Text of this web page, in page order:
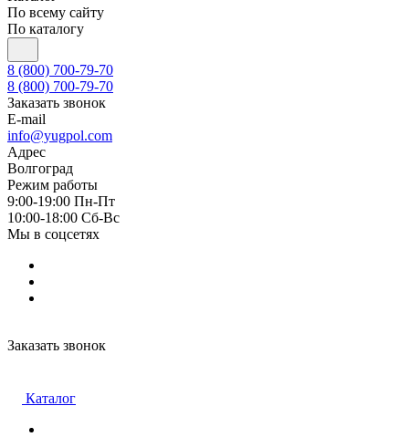
По всему сайту
По каталогу
8 (800) 700-79-70
8 (800) 700-79-70
Заказать звонок
E-mail
info@yugpol.com
Адрес
Волгоград
Режим работы
9:00-19:00 Пн-Пт
10:00-18:00 Cб-Вс
Мы в соцсетях
Заказать звонок
Каталог